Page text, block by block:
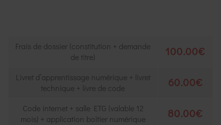
Frais de dossier (constitution + demande
de titre)
100.00€
Livret d’apprentissage numérique + livret
technique + livre de code
60.00€
Code internet + salle ETG (valable 12
mois) + application boîtier numérique
80.00€